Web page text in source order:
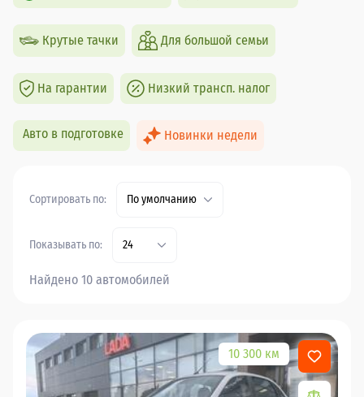
Крутые тачки Для большой семьи
На гарантии Низкий трансп. налог
Авто в подготовке Новинки недели
Сортировать по: По умолчанию
Показывать по: 24
Найдено 10 автомобилей
10 300 км